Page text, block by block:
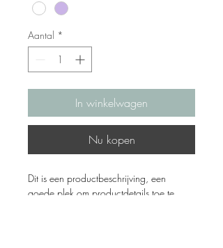
Aantal *
In winkelwagen
Nu kopen
Dit is een productbeschrijving, een
goede plek om productdetails toe te